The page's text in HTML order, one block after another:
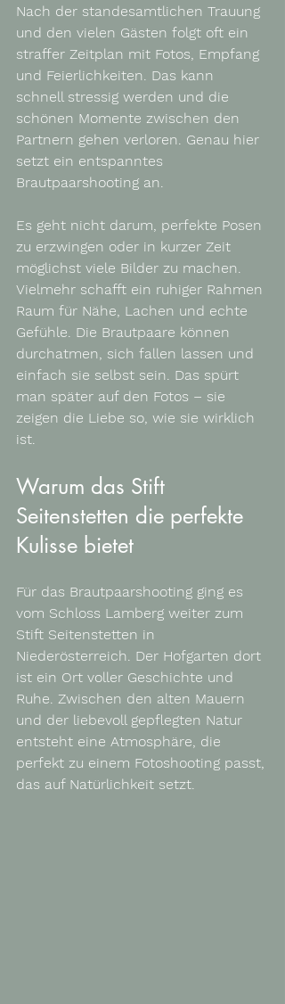
Nach der standesamtlichen Trauung
und den vielen Gästen folgt oft ein
straffer Zeitplan mit Fotos, Empfang
und Feierlichkeiten. Das kann
schnell stressig werden und die
schönen Momente zwischen den
Partnern gehen verloren. Genau hier
setzt ein entspanntes
Brautpaarshooting an.
Es geht nicht darum, perfekte Posen
zu erzwingen oder in kurzer Zeit
möglichst viele Bilder zu machen.
Vielmehr schafft ein ruhiger Rahmen
Raum für Nähe, Lachen und echte
Gefühle. Die Brautpaare können
durchatmen, sich fallen lassen und
einfach sie selbst sein. Das spürt
man später auf den Fotos – sie
zeigen die Liebe so, wie sie wirklich
ist.
Warum das Stift
Seitenstetten die perfekte
Kulisse bietet
Für das Brautpaarshooting ging es
vom Schloss Lamberg weiter zum
Stift Seitenstetten in
Niederösterreich. Der Hofgarten dort
ist ein Ort voller Geschichte und
Ruhe. Zwischen den alten Mauern
und der liebevoll gepflegten Natur
entsteht eine Atmosphäre, die
perfekt zu einem Fotoshooting passt,
das auf Natürlichkeit setzt.